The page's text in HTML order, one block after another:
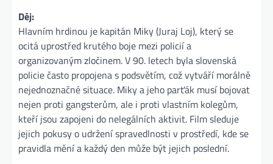
Děj:
Hlavním hrdinou je kapitán Miky (Juraj Loj), který se
ocitá uprostřed krutého boje mezi policií a
organizovaným zločinem. V 90. letech byla slovenská
policie často propojena s podsvětím, což vytváří morálně
nejednoznačné situace. Miky a jeho parťák musí bojovat
nejen proti gangsterům, ale i proti vlastním kolegům,
kteří jsou zapojeni do nelegálních aktivit. Film sleduje
jejich pokusy o udržení spravedlnosti v prostředí, kde se
pravidla mění a každý den může být jejich poslední​.